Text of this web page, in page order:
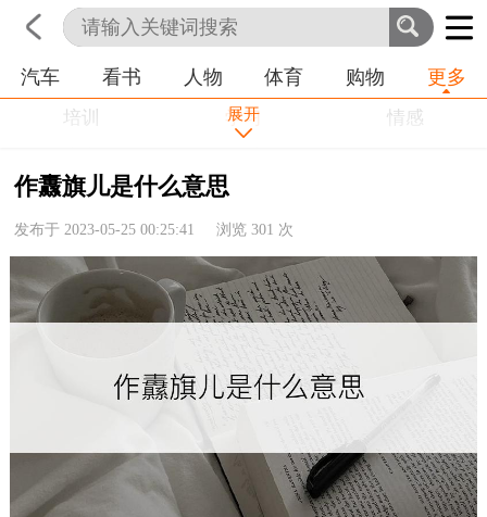
首页 科技 生活 职业
汽车 看书 人物 体育 购物 更多
培训 学习
情感
农业
命理
健康
历史
展开
作纛旗儿是什么意思
发布于 2023-05-25 00:25:41 浏览301 次